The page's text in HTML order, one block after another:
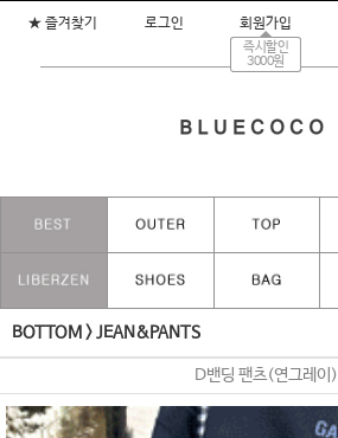
★ 즐겨찾기 로그인 회원가입
즉시할인
3000원
BOTTOM >JEAN&PANTS
D밴딩 팬츠(연그레이)